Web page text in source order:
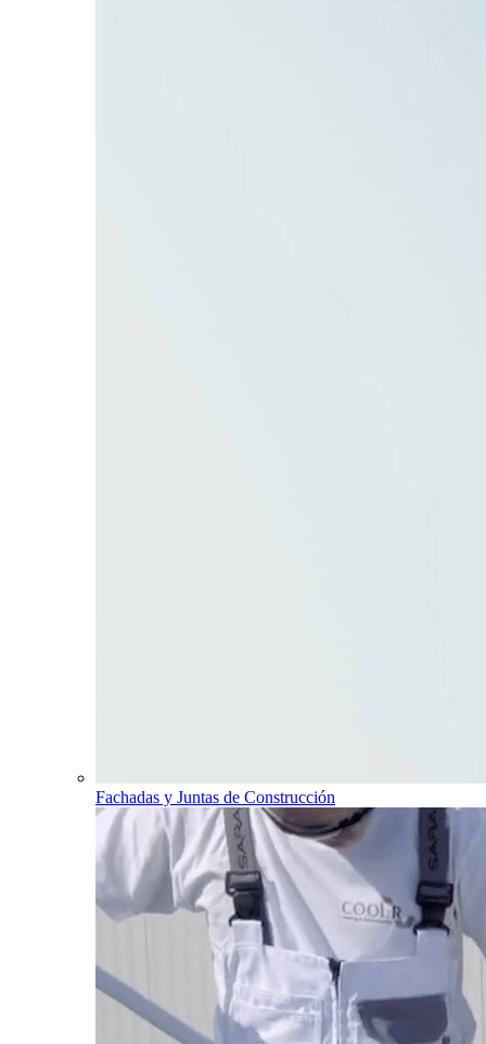
Fachadas y Juntas de Construcción